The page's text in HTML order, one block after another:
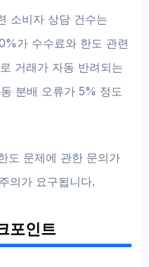
소비자 상담 건수는
가 수수료와 한도 관련
거래가 자동 반려되는
분배 오류가 5% 정도
도 문제에 관한 문의가
의가 요구됩니다.
포인트